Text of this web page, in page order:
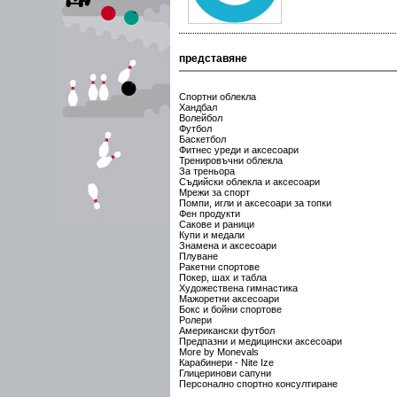
представяне
Спортни облекла
Хандбал
Волейбол
Футбол
Баскетбол
Фитнес уреди и аксесоари
Тренировъчни облекла
За треньора
Съдийски облекла и аксесоари
Мрежи за спорт
Помпи, игли и аксесоари за топки
Фен продукти
Сакове и раници
Купи и медали
Знамена и аксесоари
Плуване
Ракетни спортове
Покер, шах и табла
Художествена гимнастика
Мажоретни аксесоари
Бокс и бойни спортове
Ролери
Американски футбол
Предпазни и медицински аксесоари
More by Monevals
Карабинери - Nite Ize
Глицеринови сапуни
Персонално спортно консултиране